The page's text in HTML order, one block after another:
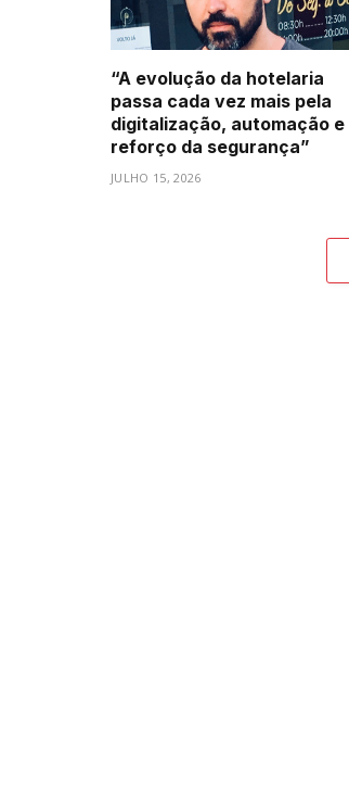
“A evolução da hotelaria
passa cada vez mais pela
digitalização, automação e
reforço da segurança”
JULHO 15, 2026